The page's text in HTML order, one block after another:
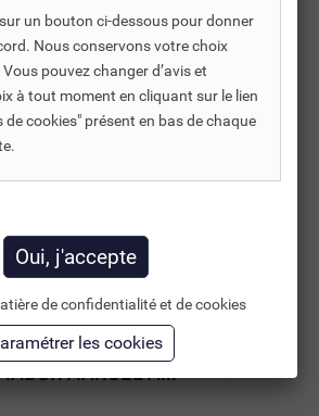
D'ÉQUILIBRAGE
MANUEL À...
un bouton ci-dessous pour donner
Nous conservons votre choix
pouvez changer d’avis et
à tout moment en cliquant sur le lien
de cookies" présent en bas de chaque
de confidentialité et de cookies